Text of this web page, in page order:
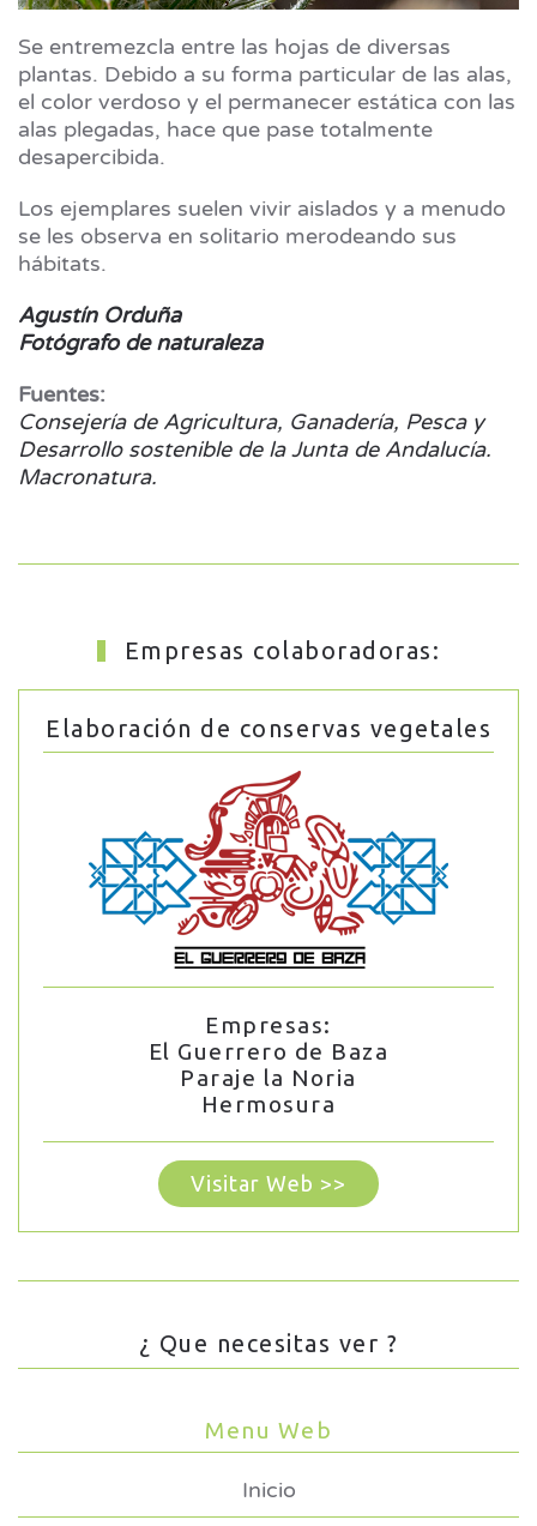
Se entremezcla entre las hojas de diversas
plantas. Debido a su forma particular de las alas,
el color verdoso y el permanecer estática con las
alas plegadas, hace que pase totalmente
desapercibida.
Los ejemplares suelen vivir aislados y a menudo
se les observa en solitario merodeando sus
hábitats.
Agustín Orduña
Fotógrafo de naturaleza
Fuentes:
Consejería de Agricultura, Ganadería, Pesca y
Desarrollo sostenible de la Junta de Andalucía.
Macronatura.
Empresas colaboradoras:
Elaboración de conservas vegetales
Empresas:
El Guerrero de Baza
Paraje la Noria
Hermosura
Visitar Web >>
¿ Que necesitas ver ?
Menu Web
Inicio